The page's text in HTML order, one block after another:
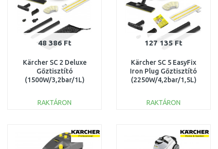
48 386 Ft
Kärcher SC 2 Deluxe
Gőztisztító
(1500W/3,2bar/1L)
RAKTÁRON
Összehasonlítás
127 135 Ft
Kärcher SC 5 EasyFix
Iron Plug Gőztisztító
(2250W/4,2bar/1,5L)
RAKTÁRON
Összehasonlítás